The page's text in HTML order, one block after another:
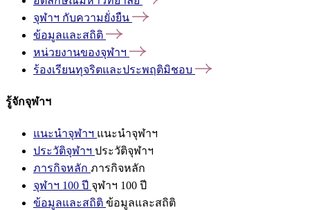
จุฬาฯ กับความยั่งยืน
ข้อมูลและสถิติ
หน่วยงานของจุฬาฯ
ร้องเรียนทุจริตและประพฤติมิชอบ
รู้จักจุฬาฯ
แนะนำจุฬาฯ แนะนำจุฬาฯ
ประวัติจุฬาฯ ประวัติจุฬาฯ
ภารกิจหลัก ภารกิจหลัก
จุฬาฯ 100 ปี จุฬาฯ 100 ปี
ข้อมูลและสถิติ ข้อมูลและสถิติ